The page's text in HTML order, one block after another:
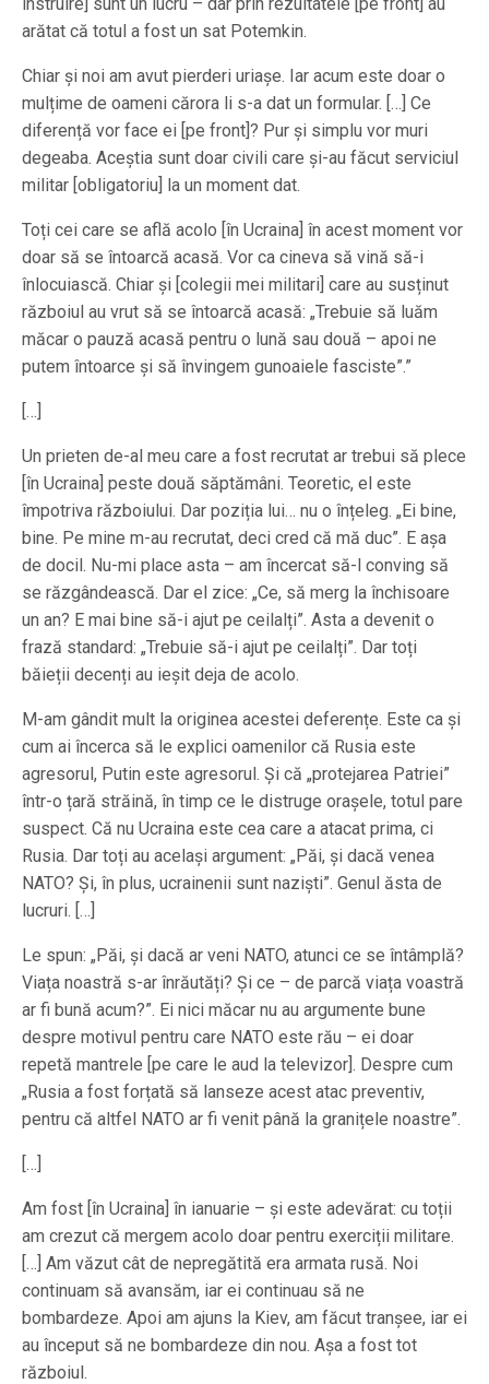
arătat că totul a fost un sat Potemkin.
Chiar și noi am avut pierderi uriașe. Iar acum este doar o
mulțime de oameni cărora li s-a dat un formular. […] Ce
diferență vor face ei [pe front]? Pur și simplu vor muri
degeaba. Aceștia sunt doar civili care și-au făcut serviciul
militar [obligatoriu] la un moment dat.
Toți cei care se află acolo [în Ucraina] în acest moment vor
doar să se întoarcă acasă. Vor ca cineva să vină să-i
înlocuiască. Chiar și [colegii mei militari] care au susținut
războiul au vrut să se întoarcă acasă: „Trebuie să luăm
măcar o pauză acasă pentru o lună sau două – apoi ne
putem întoarce și să învingem gunoaiele fasciste”.”
[…]
Un prieten de-al meu care a fost recrutat ar trebui să plece
[în Ucraina] peste două săptămâni. Teoretic, el este
împotriva războiului. Dar poziția lui… nu o înțeleg. „Ei bine,
bine. Pe mine m-au recrutat, deci cred că mă duc”. E așa
de docil. Nu-mi place asta – am încercat să-l conving să
se răzgândească. Dar el zice: „Ce, să merg la închisoare
un an? E mai bine să-i ajut pe ceilalți”. Asta a devenit o
frază standard: „Trebuie să-i ajut pe ceilalți”. Dar toți
băieții decenți au ieșit deja de acolo.
M-am gândit mult la originea acestei deferențe. Este ca și
cum ai încerca să le explici oamenilor că Rusia este
agresorul, Putin este agresorul. Și că „protejarea Patriei”
într-o țară străină, în timp ce le distruge orașele, totul pare
suspect. Că nu Ucraina este cea care a atacat prima, ci
Rusia. Dar toți au același argument: „Păi, și dacă venea
NATO? Și, în plus, ucrainenii sunt naziști”. Genul ăsta de
lucruri. […]
Le spun: „Păi, și dacă ar veni NATO, atunci ce se întâmplă?
Viața noastră s-ar înrăutăți? Și ce – de parcă viața voastră
ar fi bună acum?”. Ei nici măcar nu au argumente bune
despre motivul pentru care NATO este rău – ei doar
repetă mantrele [pe care le aud la televizor]. Despre cum
„Rusia a fost forțată să lanseze acest atac preventiv,
pentru că altfel NATO ar fi venit până la granițele noastre”.
[…]
Am fost [în Ucraina] în ianuarie – și este adevărat: cu toții
am crezut că mergem acolo doar pentru exerciții militare.
[…] Am văzut cât de nepregătită era armata rusă. Noi
continuam să avansăm, iar ei continuau să ne
bombardeze. Apoi am ajuns la Kiev, am făcut tranșee, iar ei
au început să ne bombardeze din nou. Așa a fost tot
războiul.